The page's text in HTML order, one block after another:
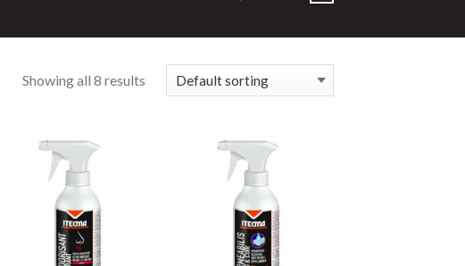
Showing all 8 results